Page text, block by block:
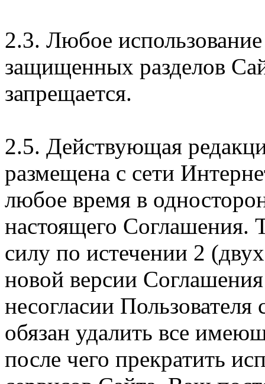
2.3. Любое
защищенных разделов
запрещается.
2.5. Действующая
размещена с сети
любое время в
настоящего Соглашения.
силу по истечении 2
новой версии
несогласии
обязан удалить все
после чего прекратить